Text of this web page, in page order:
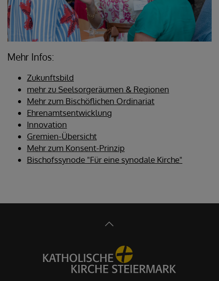
Mehr Infos:
Zukunftsbild
mehr zu Seelsorgeräumen & Regionen
Mehr zum Bischöflichen Ordinariat
Ehrenamtsentwicklung
Innovation
Gremien-Übersicht
Mehr zum Konsent-Prinzip
Bischofssynode "Für eine synodale Kirche"